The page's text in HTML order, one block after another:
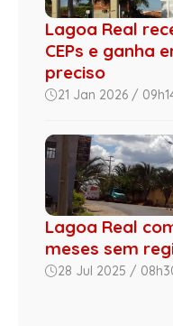
Lagoa Real
CEPs e ganha
preciso
21 Jan 2026 /
Lagoa Real
meses sem
28 Jul 2025 /